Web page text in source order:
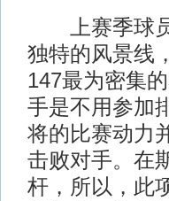
上赛季球员
独特的风景线
147最为密集
手是不用参加
将的比赛动力
击败对手。在
杆，所以，此